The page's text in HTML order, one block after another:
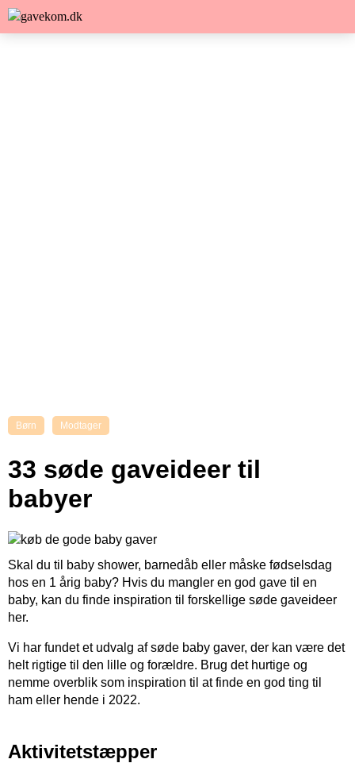
Børn Modtager
33 søde gaveideer til
babyer
Skal du til baby shower, barnedåb eller måske fødselsdag
hos en 1 årig baby? Hvis du mangler en god gave til en
baby, kan du finde inspiration til forskellige søde gaveideer
her.
Vi har fundet et udvalg af søde baby gaver, der kan være det
helt rigtige til den lille og forældre. Brug det hurtige og
nemme overblik som inspiration til at finde en god ting til
ham eller hende i 2022.
Aktivitetstæpper